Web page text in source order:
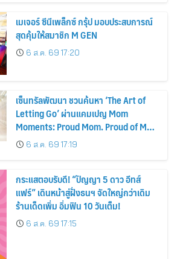
เมเจอร์ ซีนีเพล็กซ์ กรุ้ป มอบประสบการณ์
สุดคุ้มให้สมาชิก M GEN
6 ส.ค. 69 17:20
เซ็นทรัลพัฒนา ชวนค้นหา ‘The Art of
Letting Go’ ผ่านแคมเปญ Mom
Moments: Proud Mom. Proud of My
Mom.6 ส.ค. 69 17:19
กระแสตอบรับดี! “ปัญญา 5 ดาว อีทส์
แฟร์” เดินหน้าสู่ฝั่งธนฯ จัดใหญ่กว่าเดิม
ร้านเด็ดเพิ่ม อิ่มฟิน 10 วันเต็ม!
6 ส.ค. 69 17:15